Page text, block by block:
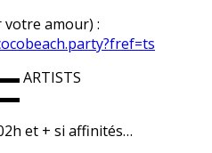
votre amour) :
et + si affinités…